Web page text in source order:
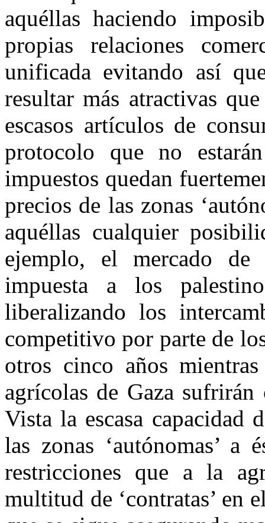
aquéllas haciendo
propias relaciones
unificada evitando así
resultar más atractivas
escasos artículos de
protocolo que no
impuestos quedan
precios de las zonas
aquéllas cualquier
ejemplo, el mercado de
impuesta a los
liberalizando los
competitivo por parte de
otros cinco años
agrícolas de Gaza
Vista la escasa capacidad
las zonas ‘autónomas’ a
restricciones que a la
multitud de ‘contratas’ en